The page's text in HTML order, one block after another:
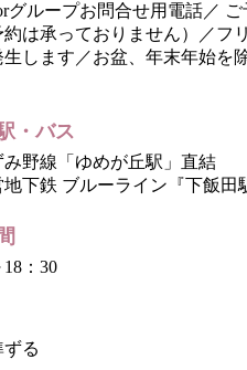
グループお問合せ用電話／
約は承っておりません）／フ
します／お盆、年末年始を
・バス
み野線「ゆめが丘駅」直結
下鉄 ブルーライン『下飯田
：30
る